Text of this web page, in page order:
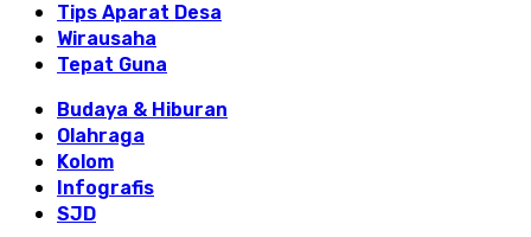
Tips Aparat Desa
Wirausaha
Tepat Guna
Budaya & Hiburan
Olahraga
Kolom
Infografis
SJD